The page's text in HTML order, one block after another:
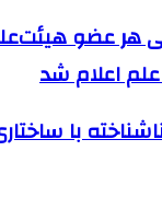
هر عضو
اعلام شد
با